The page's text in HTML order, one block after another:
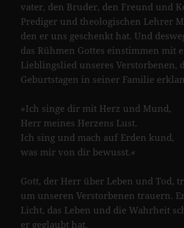
vater, den Bruder, den Freund und
Prediger und theologischen Lehrer
den er uns geschenkt hat. Und
das Rühmen Gottes einstimmen mit
Lieblingslied unseres Verstorbenen,
Geburtstagen in seiner Familie
»Ich singe dir mit Herz und Mund,
Herr meines Herzens Lust.
Ich sing und mach auf Erden kund,
was mir von dir bewusst.«
Gott, der Herr über Leben und Tod,
um unseren Verstorbenen trauern.
Licht, das Leben und die Wahrheit
er geglaubt hat.